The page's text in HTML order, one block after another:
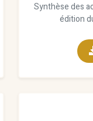
Synthèse des
édition